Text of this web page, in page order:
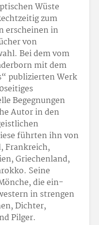
Wüste
zum
erscheinen in
von
Bei dem vom
mit dem
publizierten Werk
Begegnungen
Autor in den
führten ihn von
Frankreich,
Griechenland,
Seine
die ein-
in strengen
Dichter,
Pilger.